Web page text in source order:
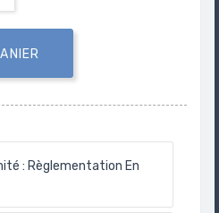
: Règlementation En